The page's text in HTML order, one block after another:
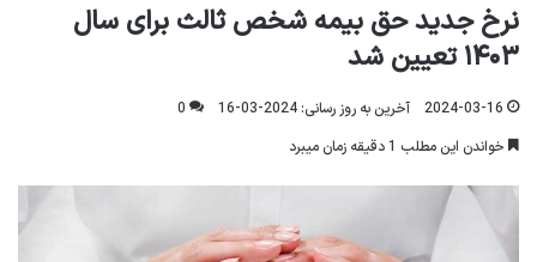
نرخ جدید حق بیمه شخص ثالث برای سال
۱۴۰۳ تعیین شد
2024-03-16 آخرین به روز رسانی: 2024-03-16
0
خواندن این مطلب 1 دقیقه زمان میبرد